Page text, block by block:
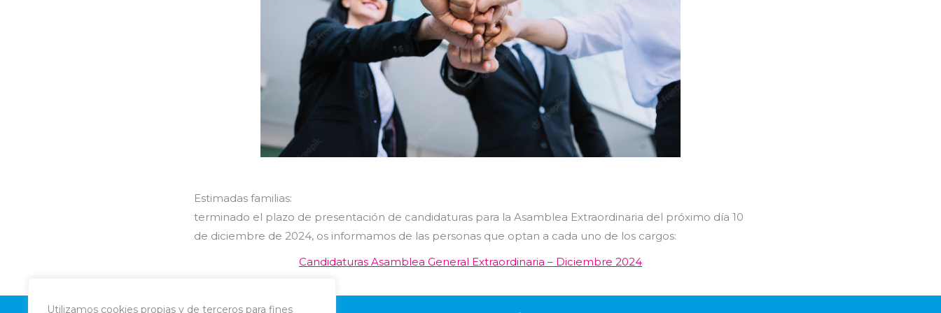
Utilizamos cookies propias y de terceros para fines
Estimadas familias:
terminado el plazo de presentación de candidaturas para la Asamblea Extraordinaria del próximo día 10
de diciembre de 2024, os informamos de las personas que optan a cada uno de los cargos:
Candidaturas Asamblea General Extraordinaria – Diciembre 2024